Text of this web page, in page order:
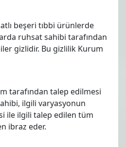
beşeri tıbbi ürünlerde
ruhsat sahibi tarafından
gizlidir. Bu gizlilik Kurum
tarafından talep edilmesi
ilgili varyasyonun
ile ilgili talep edilen tüm
ibraz eder.